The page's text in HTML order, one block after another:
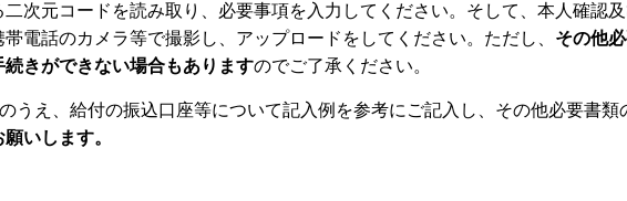
次元コードを読み取り、必要事項を入力してください。そして、本人確認
電話のカメラ等で撮影し、アップロードをしてください。ただし、 その他
きができない場合もありますのでご了承ください。
うえ、給付の振込口座等について記入例を参考にご記入し、その他必要書類
いします。